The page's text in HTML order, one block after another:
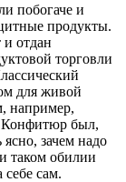
побогаче и
продукты.
отдан
торговли
для живой
например,
Конфитюр был,
зачем надо
таком обилии
сам.